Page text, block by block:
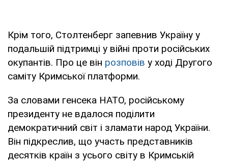
Крім того, Столтенберг запевнив Україну у
подальшій підтримці у війні проти російських
окупантів. Про це він розповів у ході Другого
саміту Кримської платформи.
За словами генсека НАТО, російському
президенту не вдалося поділити
демократичний світ і зламати народ України.
Він підкреслив, що участь представників
десятків країн з усього світу в Кримській